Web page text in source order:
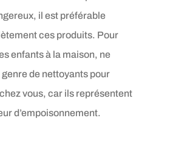
il est préférable
ces produits. Pour
enfants à la maison, ne
de nettoyants pour
vous, car ils représentent
d’empoisonnement.